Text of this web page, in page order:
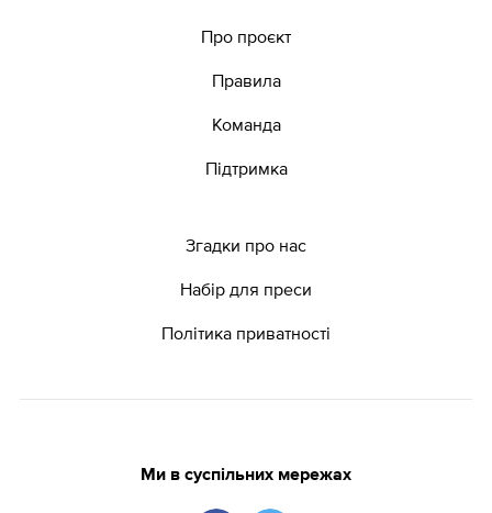
Про проєкт
Правила
Команда
Підтримка
Згадки про нас
Набір для преси
Політика приватності
Ми в суспільних мережах